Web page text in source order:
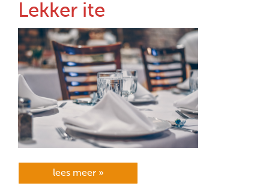
Lekker ite
lees meer »